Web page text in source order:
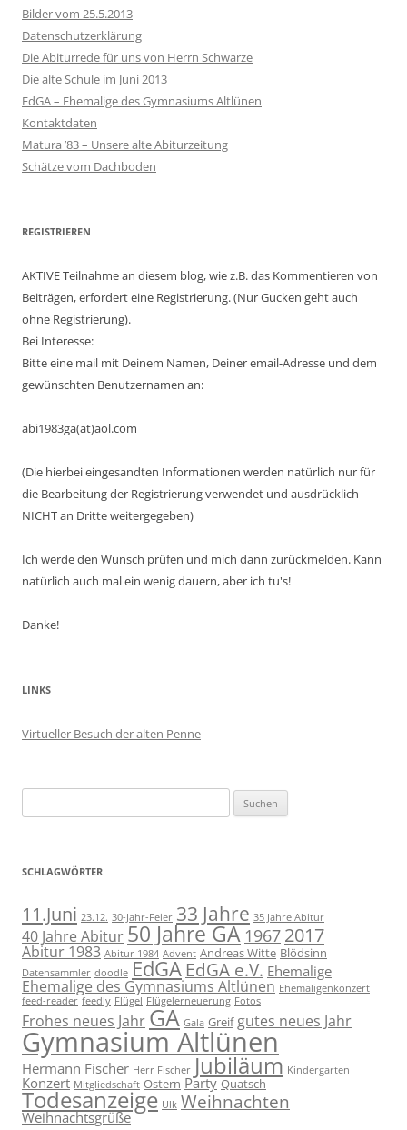
Bilder vom 25.5.2013
Datenschutzerklärung
Die Abiturrede für uns von Herrn Schwarze
Die alte Schule im Juni 2013
EdGA – Ehemalige des Gymnasiums Altlünen
Kontaktdaten
Matura ’83 – Unsere alte Abiturzeitung
Schätze vom Dachboden
REGISTRIEREN
AKTIVE Teilnahme an diesem blog, wie z.B. das Kommentieren von
Beiträgen, erfordert eine Registrierung. (Nur Gucken geht auch
ohne Registrierung).
Bei Interesse:
Bitte eine mail mit Deinem Namen, Deiner email-Adresse und dem
gewünschten Benutzernamen an:
abi1983ga(at)aol.com
(Die hierbei eingesandten Informationen werden natürlich nur für
die Bearbeitung der Registrierung verwendet und ausdrücklich
NICHT an Dritte weitergegeben)
Ich werde den Wunsch prüfen und mich dann zurückmelden. Kann
natürlich auch mal ein wenig dauern, aber ich tu's!
Danke!
LINKS
Virtueller Besuch der alten Penne
nach:
SCHLAGWÖRTER
11.Juni 23.12. 30-Jahr-Feier 33 Jahre 35 Jahre Abitur
40 Jahre Abitur 50 Jahre GA 1967 2017
Abitur 1983 Abitur 1984 Advent Andreas Witte Blödsinn
Datensammler doodle EdGA EdGA e.V. Ehemalige
Ehemalige des Gymnasiums Altlünen Ehemaligenkonzert
feed-reader feedly Flügel Flügelerneuerung Fotos
Frohes neues JahrGA Gala Greif gutes neues Jahr
Gymnasium Altlünen
Hermann Fischer Herr Fischer Jubiläum Kindergarten
Konzert Mitgliedschaft Ostern Party Quatsch
Todesanzeige Ulk Weihnachten
Weihnachtsgrüße